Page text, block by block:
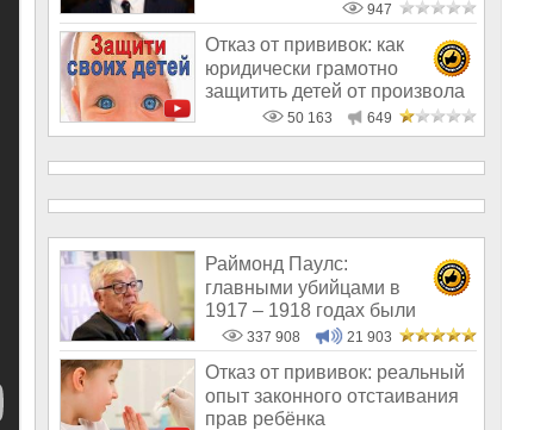
947
Отказ от прививок: как
юридически грамотно
защитить детей от произвола
медиков и чи
50 163 649
Раймонд Паулс:
главными убийцами в
1917 – 1918 годах были
латыши и евреи, а не русс
337 908 21 903
Отказ от прививок: реальный
опыт законного отстаивания
прав ребёнка